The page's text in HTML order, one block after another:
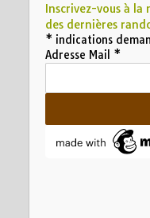
Inscrivez-vous à
des dernières
* indications
Adresse Mail *